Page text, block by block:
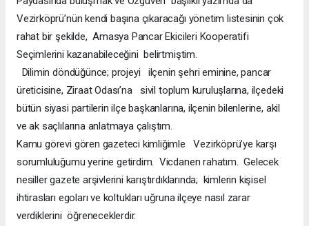
Vezirköprü’nün kendi başına çıkaracağı yönetim listesinin çok
rahat bir şekilde, Amasya Pancar Ekicileri Kooperatifi
Seçimlerini kazanabileceğini belirtmiştim.
Dilimin döndüğünce; projeyi ilçenin şehri eminine, pancar
üreticisine, Ziraat Odası’na sivil toplum kuruluşlarına, ilçedeki
bütün siyasi partilerin ilçe başkanlarına, ilçenin bilenlerine, akil
ve ak saçlılarına anlatmaya çalıştım.
Kamu görevi gören gazeteci kimliğimle Vezirköprü’ye karşı
sorumluluğumu yerine getirdim. Vicdanen rahatım. Gelecek
nesiller gazete arşivlerini karıştırdıklarında; kimlerin kişisel
ihtirasları egoları ve koltukları uğruna ilçeye nasıl zarar
verdiklerini öğreneceklerdir.